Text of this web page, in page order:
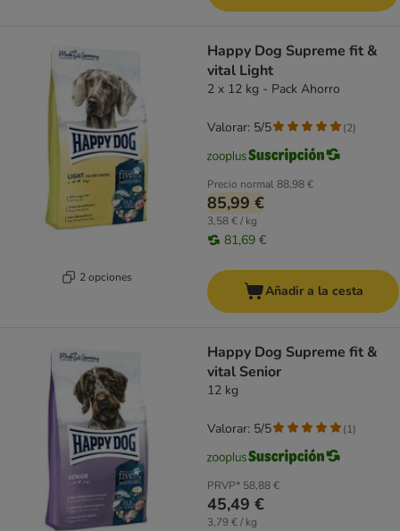
2 opciones
Happy Dog Supreme fit &
vital Light
2 x 12 kg - Pack Ahorro
Precio normal88,98 €
85,99 €
3,58 € / kg
81,69 €
Valorar: 5/5 (2)
Añadir a la cesta
Happy Dog Supreme fit &
vital Senior
12 kg
PRVP* 58,88 €
45,49 €
3,79 € / kg
Valorar: 5/5 (1)